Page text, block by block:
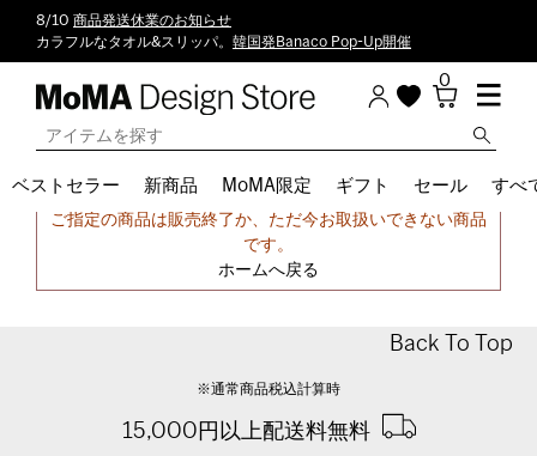
8/10 商品発送休業のお知らせ
カラフルなタオル&スリッパ。 韓国発Banaco Pop-Up開催
0
ベストセラー 新商品 MoMA限定 ギフト セール すべ
申し訳ございません。
ご指定の商品は販売終了か、ただ今お取扱いできない商品
です。
ホームへ戻る
Back To Top
※通常商品税込計算時
15,000円以上配送料無料